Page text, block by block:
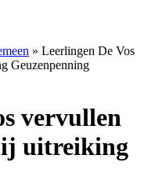
» Leerlingen De Vos
Geuzenpenning
vervullen
uitreiking